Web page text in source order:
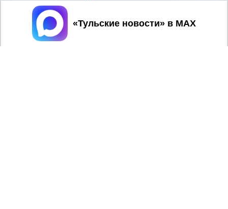
Принять